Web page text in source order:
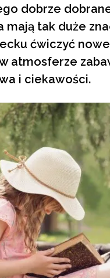
dobrze
mają tak duże
ćwiczyć nowe
atmosferze
i ciekawości.